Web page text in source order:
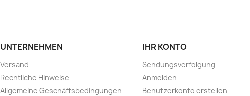
UNTERNEHMEN
Versand
Rechtliche Hinweise
Allgemeine Geschäftsbedingungen
IHR KONTO
Sendungsverfolgung
Anmelden
Benutzerkonto erstellen